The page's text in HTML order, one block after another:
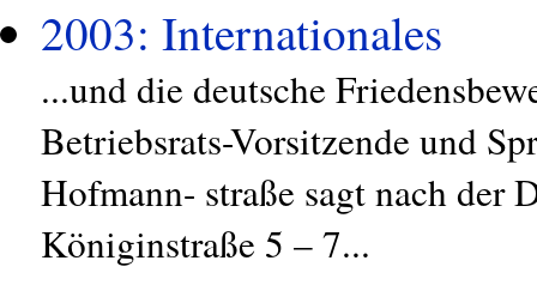
2003: Internationales
...und die deutsche
Betriebsrats-Vorsitzende und
Hofmann- straße sagt nach der
Königinstraße 5 – 7...